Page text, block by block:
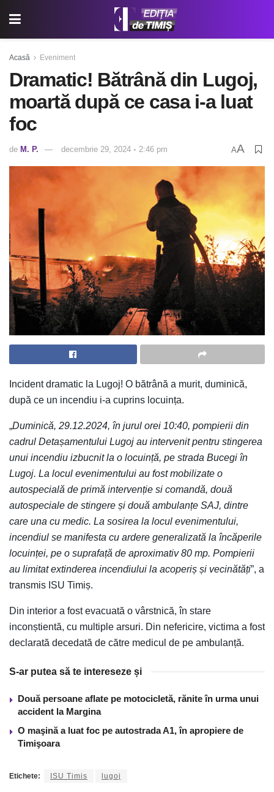
Acasă Eveniment
Dramatic! Bătrână din Lugoj,
moartă după ce casa i-a luat
foc
de M. P. decembrie 29, 2024 ◦ 2:46 pm AA
Incident dramatic la Lugoj! O bătrână a murit, duminică,
după ce un incendiu i-a cuprins locuința.
„Duminică, 29.12.2024, în jurul orei 10:40, pompierii din
cadrul Detașamentului Lugoj au intervenit pentru stingerea
unui incendiu izbucnit la o locuință, pe strada Bucegi în
Lugoj. La locul evenimentului au fost mobilizate o
autospecială de primă intervenție si comandă, două
autospeciale de stingere și două ambulanțe SAJ, dintre
care una cu medic. La sosirea la locul evenimentului,
incendiul se manifesta cu ardere generalizată la încăperile
locuinței, pe o suprafață de aproximativ 80 mp. Pompierii
au limitat extinderea incendiului la acoperiș și vecinătăți”, a
transmis ISU Timiș.
Din interior a fost evacuată o vârstnică, în stare
inconștientă, cu multiple arsuri. Din nefericire, victima a fost
declarată decedată de către medicul de pe ambulanță.
S-ar putea să te intereseze și
Două persoane aflate pe motocicletă, rănite în urma unui
accident la Margina
O maşină a luat foc pe autostrada A1, în apropiere de
Timişoara
Etichete: ISU Timis lugoj